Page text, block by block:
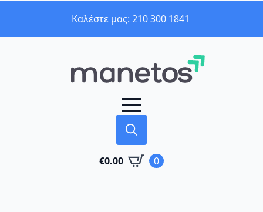
Καλέστε μας: 210 300 1841
for:
€0.00 0